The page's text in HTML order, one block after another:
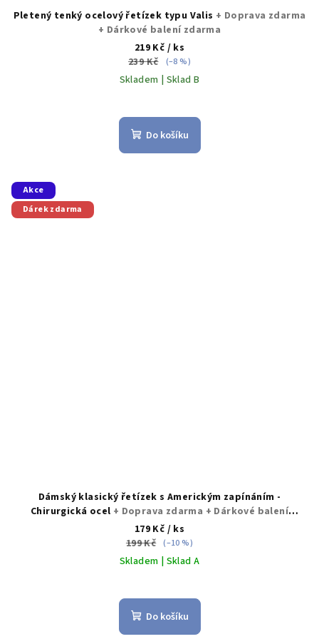
Pletený tenký ocelový řetízek typu Valis + Doprava zdarma
+ Dárkové balení zdarma
219 Kč / ks
239 Kč
(–8 %)
Skladem | Sklad B
hodnocení
produktu
Do košíku
Akce
Dárek zdarma
Dámský klasický řetízek s Americkým zapínáním -
Chirurgická ocel + Doprava zdarma + Dárkové balení
zdarma
179 Kč / ks
199 Kč (–10 %)
Skladem | Sklad A
Do košíku